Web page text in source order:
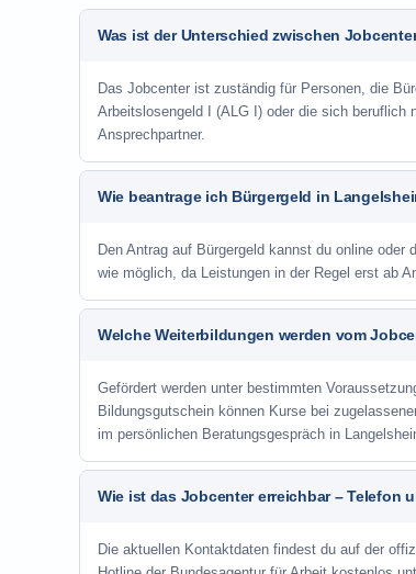
Was ist der Unterschied zwischen
Das Jobcenter ist zuständig für Personen, die
Arbeitslosengeld I (ALG I) oder die sich beruflich
Ansprechpartner.
Wie beantrage ich Bürgergeld in
Den Antrag auf Bürgergeld kannst du online
wie möglich, da Leistungen in der Regel erst ab
Welche Weiterbildungen werden vom
Gefördert werden unter bestimmten
Bildungsgutschein können Kurse bei
im persönlichen Beratungsgespräch in
Wie ist das Jobcenter erreichbar – Telefon
Die aktuellen Kontaktdaten findest du auf der